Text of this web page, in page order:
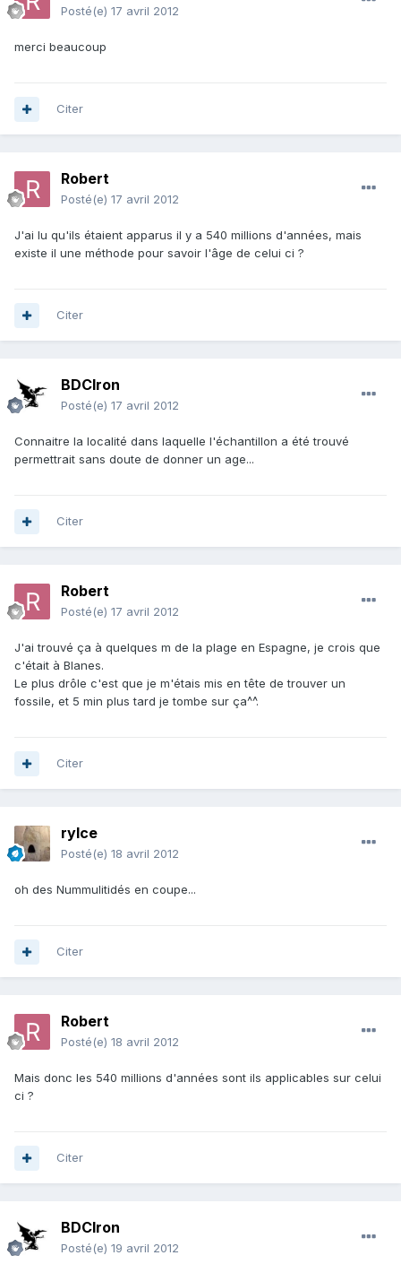
Posté(e) 17 avril 2012
merci beaucoup
Citer
Robert
Posté(e) 17 avril 2012
J'ai lu qu'ils étaient apparus il y a 540 millions d'années, mais
existe il une méthode pour savoir l'âge de celui ci ?
Citer
BDCIron
Posté(e) 17 avril 2012
Connaitre la localité dans laquelle l'échantillon a été trouvé
permettrait sans doute de donner un age...
Citer
Robert
Posté(e) 17 avril 2012
J'ai trouvé ça à quelques m de la plage en Espagne, je crois que
c'était à Blanes.
Le plus drôle c'est que je m'étais mis en tête de trouver un
fossile, et 5 min plus tard je tombe sur ça^^.
Citer
rylce
Posté(e) 18 avril 2012
oh des Nummulitidés en coupe...
Citer
Robert
Posté(e) 18 avril 2012
Mais donc les 540 millions d'années sont ils applicables sur celui
ci ?
Citer
BDCIron
Posté(e) 19 avril 2012